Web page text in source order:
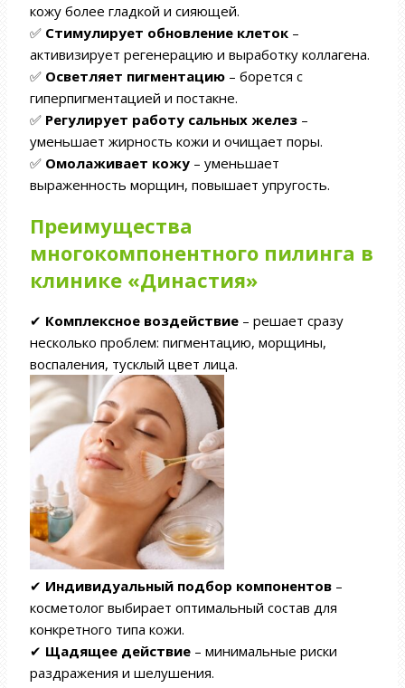
кожу более гладкой и сияющей.
✅ Стимулирует обновление клеток –
активизирует регенерацию и выработку коллагена.
✅ Осветляет пигментацию – борется с
гиперпигментацией и постакне.
✅ Регулирует работу сальных желез –
уменьшает жирность кожи и очищает поры.
✅ Омолаживает кожу – уменьшает
выраженность морщин, повышает упругость.
Преимущества
многокомпонентного пилинга в
клинике «Династия»
✔ Комплексное воздействие – решает сразу
несколько проблем: пигментацию, морщины,
воспаления, тусклый цвет лица.
✔ Индивидуальный подбор компонентов –
косметолог выбирает оптимальный состав для
конкретного типа кожи.
✔ Щадящее действие – минимальные риски
раздражения и шелушения.